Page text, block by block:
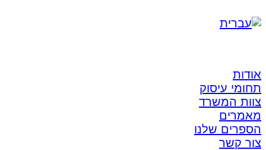
אודות
תחומי עיסוק
צוות המשרד
מאמרים
הספרים שלנו
צור קשר